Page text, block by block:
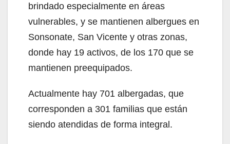
brindado especialmente en áreas
vulnerables, y se mantienen albergues en
Sonsonate, San Vicente y otras zonas,
donde hay 19 activos, de los 170 que se
mantienen preequipados.
Actualmente hay 701 albergadas, que
corresponden a 301 familias que están
siendo atendidas de forma integral.